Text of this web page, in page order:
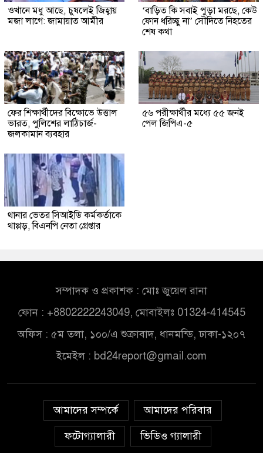
ওখানে মধু আছে, চুষলেই জিহ্বায়
মজা লাগে: জামায়াত আমীর
‘বাড়িত কি সবাই পুড়া মরছে, কেউ
ফোন ধরিচ্ছু না’ সৌদিতে নিহতের
শেষ কথা
ফের শিক্ষার্থীদের বিক্ষোভে উত্তাল
ভারত, পুলিশের লাঠিচার্জ-
জলকামান ব্যবহার
৫৬ পরীক্ষার্থীর মধ্যে ৫৫ জনই
পেল জিপিএ-৫
থানার ভেতর সিআইডি কর্মকর্তাকে
থাপ্পড়, বিএনপি নেতা গ্রেপ্তার
সম্পাদক ও প্রকাশক : মোঃ জুয়েল রানা
ফোন : +8802222243049, মোবাইলঃ 01324-414545
অফিস : ৫ম তলা, ১০০/এ শুক্রাবাদ, ধানমন্ডি, ঢাকা-১২০৭
ইমেইল : bd24report@gmail.com
আমাদের সম্পর্কে
আমাদের পরিবার
ফটোগ্যালারী
ভিডিও গ্যালারী